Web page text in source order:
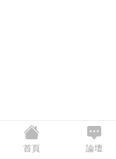
首頁 論壇